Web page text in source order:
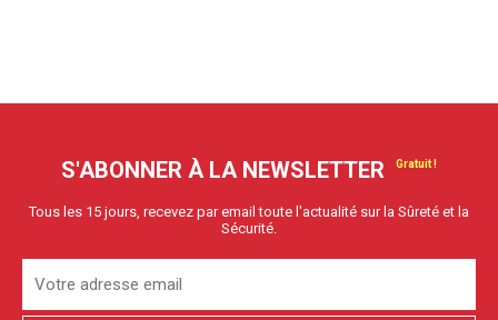
S'ABONNER À LA NEWSLETTER
Tous les 15 jours, recevez par email toute l'actualité sur la Sûreté et la
Sécurité.